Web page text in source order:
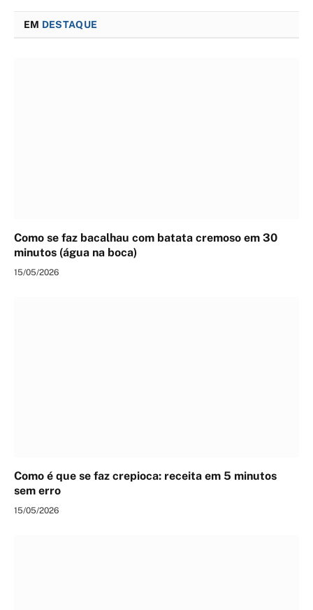
EM DESTAQUE
Como se faz bacalhau com batata cremoso em 30
minutos (água na boca)
15/05/2026
Como é que se faz crepioca: receita em 5 minutos
sem erro
15/05/2026